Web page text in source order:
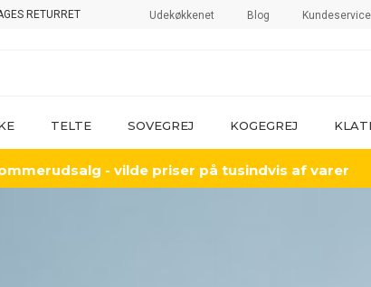
RETURRET Udekøkkenet Blog Kundeservice
TELTE SOVEGREJ KOGEGREJ
- vilde priser på tusindvis af varer